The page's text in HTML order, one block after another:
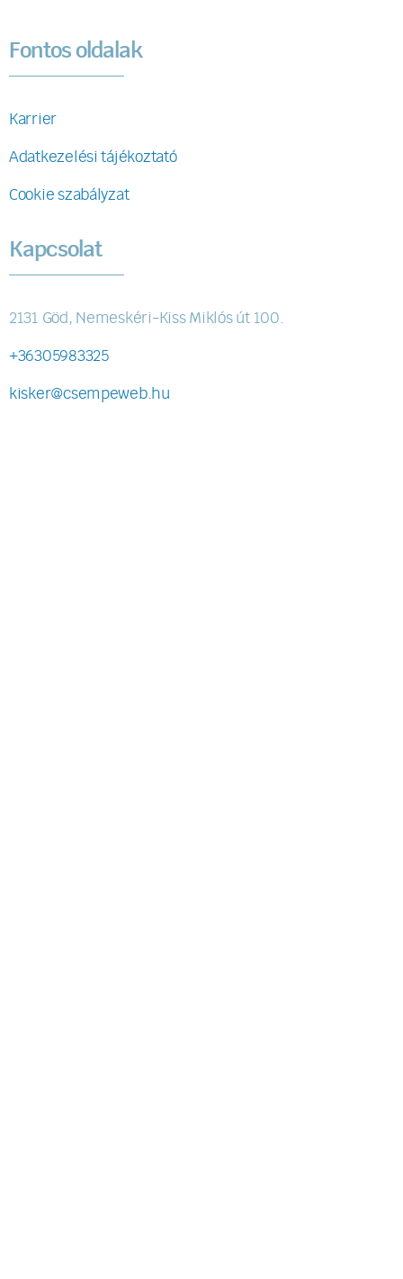
Fontos oldalak
Karrier
Adatkezelési tájékoztató
Cookie szabályzat
Kapcsolat
2131 Göd, Nemeskéri-Kiss Miklós út 100.
+36305983325
kisker@csempeweb.hu